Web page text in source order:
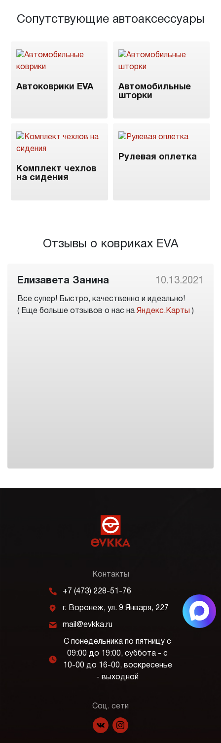
Сопутствующие автоаксессуары
Автоковрики EVA
Автомобильные
шторки
Комплект чехлов
на сидения
Рулевая оплетка
Отзывы о ковриках EVA
Елизавета Занина 10.13.2021
Все супер! Быстро, качественно и идеально!
( Еще больше отзывов о нас на Яндекс.Карты )
Контакты
m +7 (473) 228-51-76
j г. Воронеж, ул. 9 Января, 227
k mail@evkka.ru
l
С понедельника по пятницу с
09:00 до 19:00, суббота - с
10-00 до 16-00, воскресенье
- выходной
Соц. сети
f p